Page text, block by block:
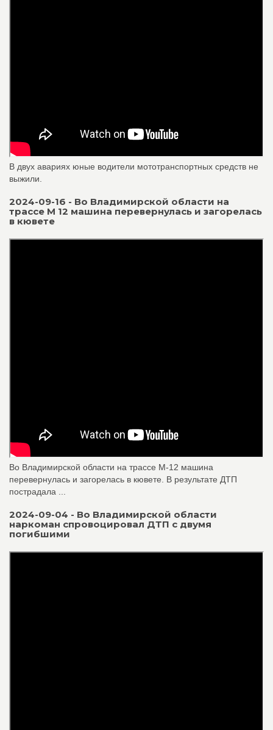
В двух авариях юные водители мототранспортных средств не
выжили.
2024-09-16 - Во Владимирской области на
трассе М 12 машина перевернулась и загорелась
в кювете
Во Владимирской области на трассе М-12 машина
перевернулась и загорелась в кювете. В результате ДТП
пострадала ...
2024-09-04 - Во Владимирской области
наркоман спровоцировал ДТП с двумя
погибшими